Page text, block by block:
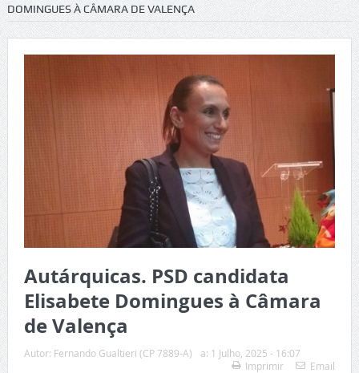
DOMINGUES À CÂMARA DE VALENÇA
Autárquicas. PSD candidata
Elisabete Domingues à Câmara
de Valença
Autor: Fernando Gualtieri (CP 7889-A) a: 1 Julho, 2025 - 16:07
Imprimir
Email